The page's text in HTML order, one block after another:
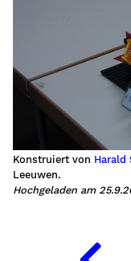
Konstruiert von Harald
Leeuwen.
Hochgeladen am